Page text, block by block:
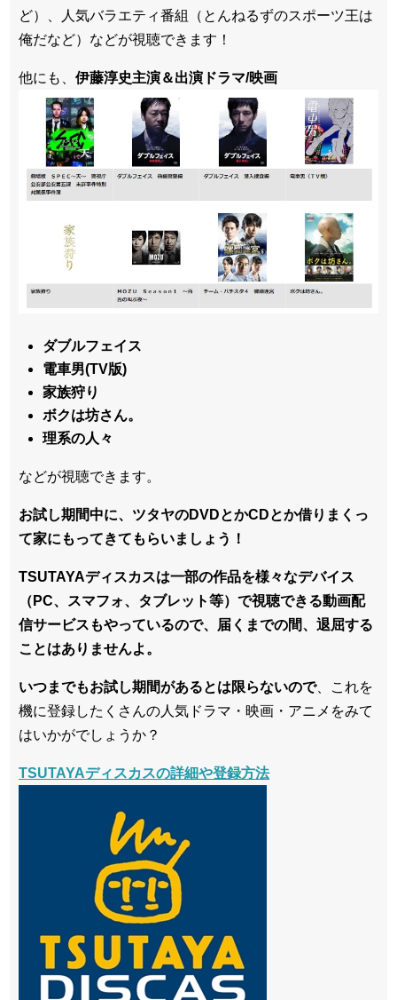
ど）、人気バラエティ番組（とんねるずのスポーツ王は
俺だなど）などが視聴できます！
他にも、 伊藤淳史主演＆出演ドラマ/映画
ダブルフェイス
電車男(TV版)
家族狩り
ボクは坊さん。
理系の人々
などが視聴できます。
お試し期間中に、ツタヤのDVDとかCDとか借りまくっ
て家にもってきてもらいましょう！
TSUTAYAディスカスは一部の作品を様々なデバイス
（PC、スマフォ、タブレット等）で視聴できる動画配
信サービスもやっているので、届くまでの間、退屈する
ことはありませんよ。
いつまでもお試し期間があるとは限らないので、これを
機に登録したくさんの人気ドラマ・映画・アニメをみて
はいかがでしょうか？
TSUTAYAディスカスの詳細や登録方法